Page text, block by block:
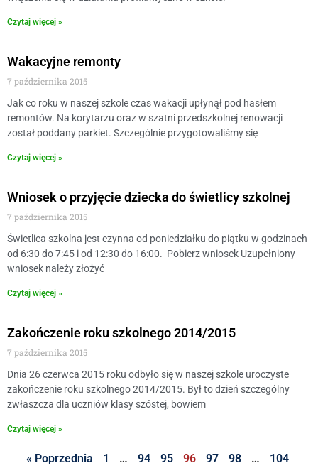
Czytaj więcej »
Wakacyjne remonty
7 października 2015
Jak co roku w naszej szkole czas wakacji upłynął pod hasłem
remontów. Na korytarzu oraz w szatni przedszkolnej renowacji
został poddany parkiet. Szczególnie przygotowaliśmy się
Czytaj więcej »
Wniosek o przyjęcie dziecka do świetlicy szkolnej
7 października 2015
Świetlica szkolna jest czynna od poniedziałku do piątku w godzinach
od 6:30 do 7:45 i od 12:30 do 16:00. Pobierz wniosek Uzupełniony
wniosek należy złożyć
Czytaj więcej »
Zakończenie roku szkolnego 2014/2015
7 października 2015
Dnia 26 czerwca 2015 roku odbyło się w naszej szkole uroczyste
zakończenie roku szkolnego 2014/2015. Był to dzień szczególny
zwłaszcza dla uczniów klasy szóstej, bowiem
Czytaj więcej »
« Poprzednia 1 … 94 95 96 97 98 …
104